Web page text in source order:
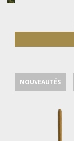
NOUVEAUTÉS